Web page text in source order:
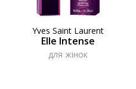
Yves Saint Laurent
Elle Intense
для жінок